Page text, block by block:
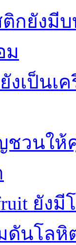
กยังมี
ม
งเป็นเ
ชวนใ
fruit ยัง
ดันโลหิ